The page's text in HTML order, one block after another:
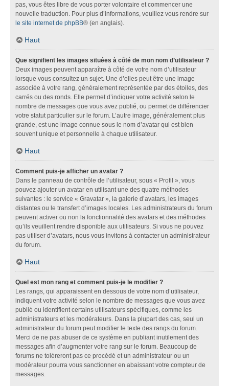
pas, vous êtes libre de vous porter volontaire et commencer une
nouvelle traduction. Pour plus d’informations, veuillez vous rendre sur
le site internet de phpBB® (en anglais).
Haut
Que signifient les images situées à côté de mon nom d’utilisateur ?
Deux images peuvent apparaître à côté de votre nom d’utilisateur
lorsque vous consultez un sujet. Une d’elles peut être une image
associée à votre rang, généralement représentée par des étoiles, des
carrés ou des ronds. Elle permet d’indiquer votre activité selon le
nombre de messages que vous avez publié, ou permet de différencier
votre statut particulier sur le forum. L’autre image, généralement plus
grande, est une image connue sous le nom d’avatar qui est bien
souvent unique et personnelle à chaque utilisateur.
Haut
Comment puis-je afficher un avatar ?
Dans le panneau de contrôle de l’utilisateur, sous « Profil », vous
pouvez ajouter un avatar en utilisant une des quatre méthodes
suivantes : le service « Gravatar », la galerie d’avatars, les images
distantes ou le transfert d’images locales. Les administrateurs du forum
peuvent activer ou non la fonctionnalité des avatars et des méthodes
qu’ils veuillent rendre disponible aux utilisateurs. Si vous ne pouvez
pas utiliser d’avatars, nous vous invitons à contacter un administrateur
du forum.
Haut
Quel est mon rang et comment puis-je le modifier ?
Les rangs, qui apparaissent en dessous de votre nom d’utilisateur,
indiquent votre activité selon le nombre de messages que vous avez
publié ou identifient certains utilisateurs spécifiques, comme les
administrateurs et les modérateurs. Dans la plupart des cas, seul un
administrateur du forum peut modifier le texte des rangs du forum.
Merci de ne pas abuser de ce système en publiant inutilement des
messages afin d’augmenter votre rang sur le forum. Beaucoup de
forums ne toléreront pas ce procédé et un administrateur ou un
modérateur pourra vous sanctionner en abaissant votre compteur de
messages.